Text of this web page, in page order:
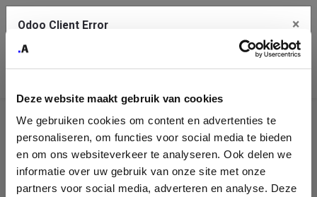
Deze website maakt gebruik van cookies
We gebruiken cookies om content en advertenties te
personaliseren, om functies voor social media te bieden
en om ons websiteverkeer te analyseren. Ook delen we
informatie over uw gebruik van onze site met onze
partners voor social media, adverteren en analyse. Deze
Company
Identification
Please fill in your company details
Odoo Client Error ×
service.
See details